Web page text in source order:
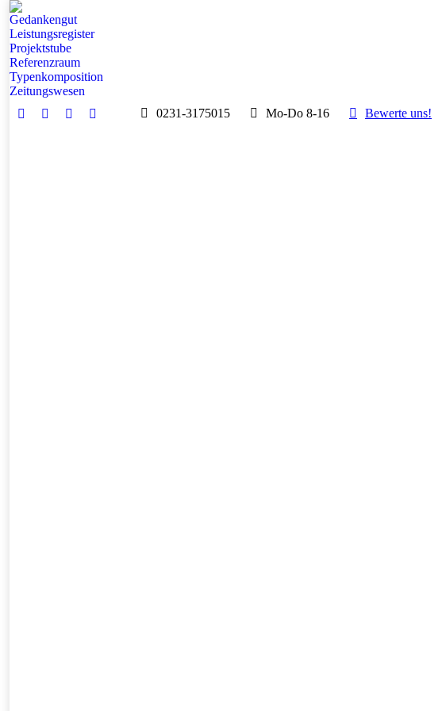
Gedankengut
Leistungsregister
Projektstube
Referenzraum
Typenkomposition
Zeitungswesen
E-
Whatsapp
InstagramFacebook
0231-3175015 Mo-Do 8-16
Bewerte uns!